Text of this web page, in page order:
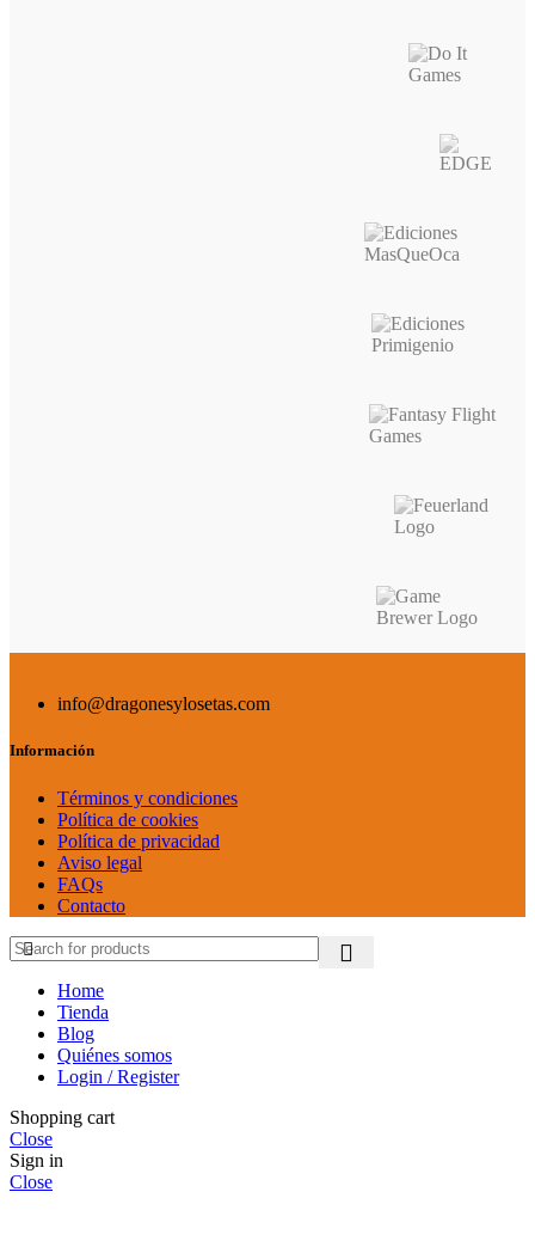
info@dragonesylosetas.com
Información
Términos y condiciones
Política de cookies
Política de privacidad
Aviso legal
FAQs
Contacto
Home
Tienda
Blog
Quiénes somos
Login / Register
Shopping cart
Close
Sign in
Close